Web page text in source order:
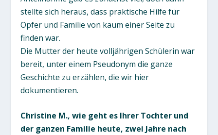
stellte sich heraus, dass praktische Hilfe für
Opfer und Familie von kaum einer Seite zu
finden war.
Die Mutter der heute volljährigen Schülerin war
bereit, unter einem Pseudonym die ganze
Geschichte zu erzählen, die wir hier
dokumentieren.
Christine M., wie geht es Ihrer Tochter und
der ganzen Familie heute, zwei Jahre nach